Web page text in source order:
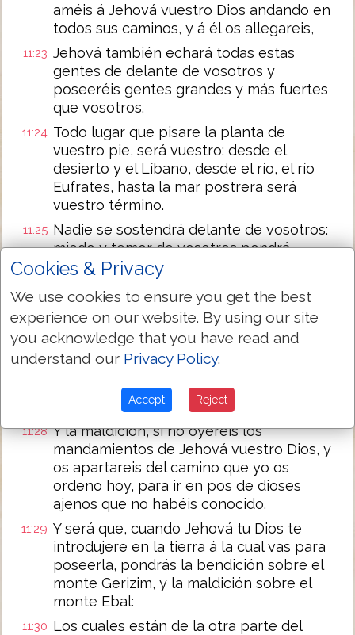
améis á Jehová vuestro Dios andando en
todos sus caminos, y á él os allegareis,
11:23 Jehová también echará todas estas
gentes de delante de vosotros y
poseeréis gentes grandes y más fuertes
que vosotros.
11:24 Todo lugar que pisare la planta de
vuestro pie, será vuestro: desde el
desierto y el Líbano, desde el río, el río
Eufrates, hasta la mar postrera será
vuestro término.
11:25 Nadie se sostendrá delante de vosotros:
miedo y temor de vosotros pondrá
Jehová vuestro Dios sobre la haz de toda
la tierra que hollareis, como él os ha
dicho.
11:26 He aquí yo pongo hoy delante de
vosotros la bendición y la maldición:
La bendición, si oyereis los
mandamientos de Jehová vuestro Dios,
que yo os prescribo hoy;
11:28 Y la maldición, si no oyereis los
mandamientos de Jehová vuestro Dios, y
os apartareis del camino que yo os
ordeno hoy, para ir en pos de dioses
ajenos que no habéis conocido.
11:29 Y será que, cuando Jehová tu Dios te
introdujere en la tierra á la cual vas para
poseerla, pondrás la bendición sobre el
monte Gerizim, y la maldición sobre el
monte Ebal:
11:30 Los cuales están de la otra parte del
Cookies & Privacy
We use cookies to ensure you get the best
experience on our website. By using our site
you acknowledge that you have read and
understand our Privacy Policy.
Accept Reject